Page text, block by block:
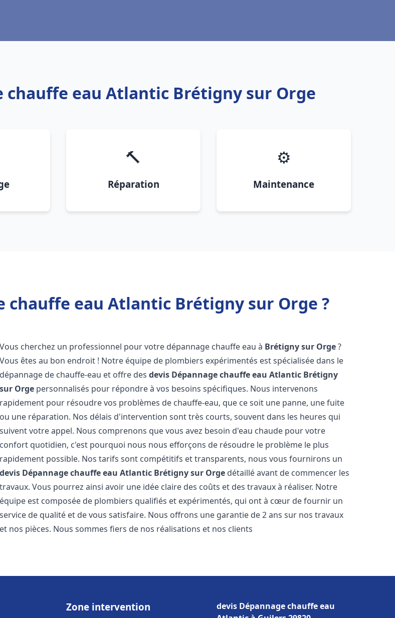
chauffe eau Atlantic Brétigny sur Orge
🔨
Réparation
⚙️
Maintenance
chauffe eau Atlantic Brétigny sur Orge ?
Vous cherchez un professionnel pour votre dépannage chauffe eau à Brétigny sur Orge?
Vous êtes au bon endroit ! Notre équipe de plombiers expérimentés est spécialisée dans le
dépannage de chauffe-eau et offre desdevis Dépannage chauffe eau Atlantic Brétigny
sur Orge personnalisés pour répondre à vos besoins spécifiques. Nous intervenons
rapidement pour résoudre vos problèmes de chauffe-eau, que ce soit une panne, une fuite
ou une réparation. Nos délais d'intervention sont très courts, souvent dans les heures qui
suivent votre appel. Nous comprenons que vous avez besoin d'eau chaude pour votre
confort quotidien, c'est pourquoi nous nous efforçons de résoudre le problème le plus
rapidement possible. Nos tarifs sont compétitifs et transparents, nous vous fournirons un
devis Dépannage chauffe eau Atlantic Brétigny sur Orge détaillé avant de commencer les
travaux. Vous pourrez ainsi avoir une idée claire des coûts et des travaux à réaliser. Notre
équipe est composée de plombiers qualifiés et expérimentés, qui ont à cœur de fournir un
service de qualité et de vous satisfaire. Nous offrons une garantie de 2 ans sur nos travaux
et nos pièces. Nous sommes fiers de nos réalisations et nos clients
Zone intervention
devis Dépannage chauffe eau